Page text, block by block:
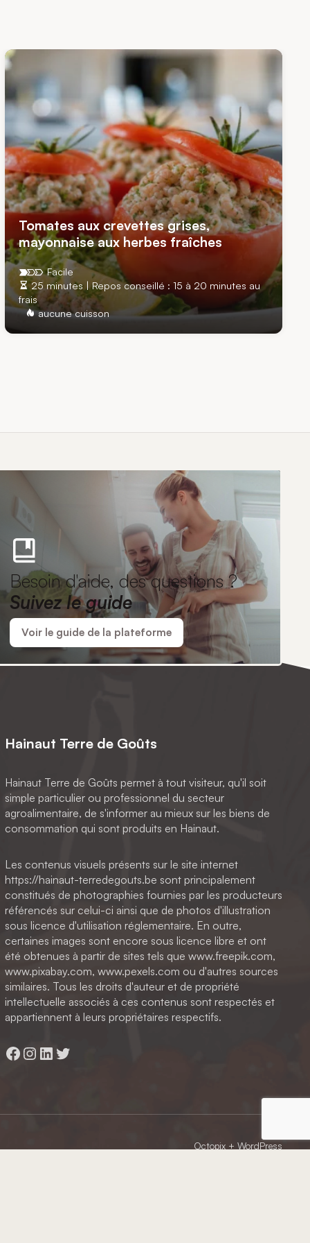
Tomates aux crevettes grises,
mayonnaise aux herbes fraîches
25 minutes | Repos conseillé : 15 à 20 minutes au
frais
aucune cuisson
Facile
Besoin d'aide, des questions ?
Suivez le guide
Voir le guide de la plateforme
Hainaut Terre de Goûts
Hainaut Terre de Goûts permet à tout visiteur, qu'il soit
simple particulier ou professionnel du secteur
agroalimentaire, de s'informer au mieux sur les biens de
consommation qui sont produits en Hainaut.
Les contenus visuels présents sur le site internet
https://hainaut-terredegouts.be sont principalement
constitués de photographies fournies par les producteurs
référencés sur celui-ci ainsi que de photos d'illustration
sous licence d'utilisation réglementaire. En outre,
certaines images sont encore sous licence libre et ont
été obtenues à partir de sites tels que www.freepik.com,
www.pixabay.com, www.pexels.com ou d'autres sources
similaires. Tous les droits d'auteur et de propriété
intellectuelle associés à ces contenus sont respectés et
appartiennent à leurs propriétaires respectifs.
Facebook
Instagram
LinkedIn
Twitter
Octopix+ WordPress